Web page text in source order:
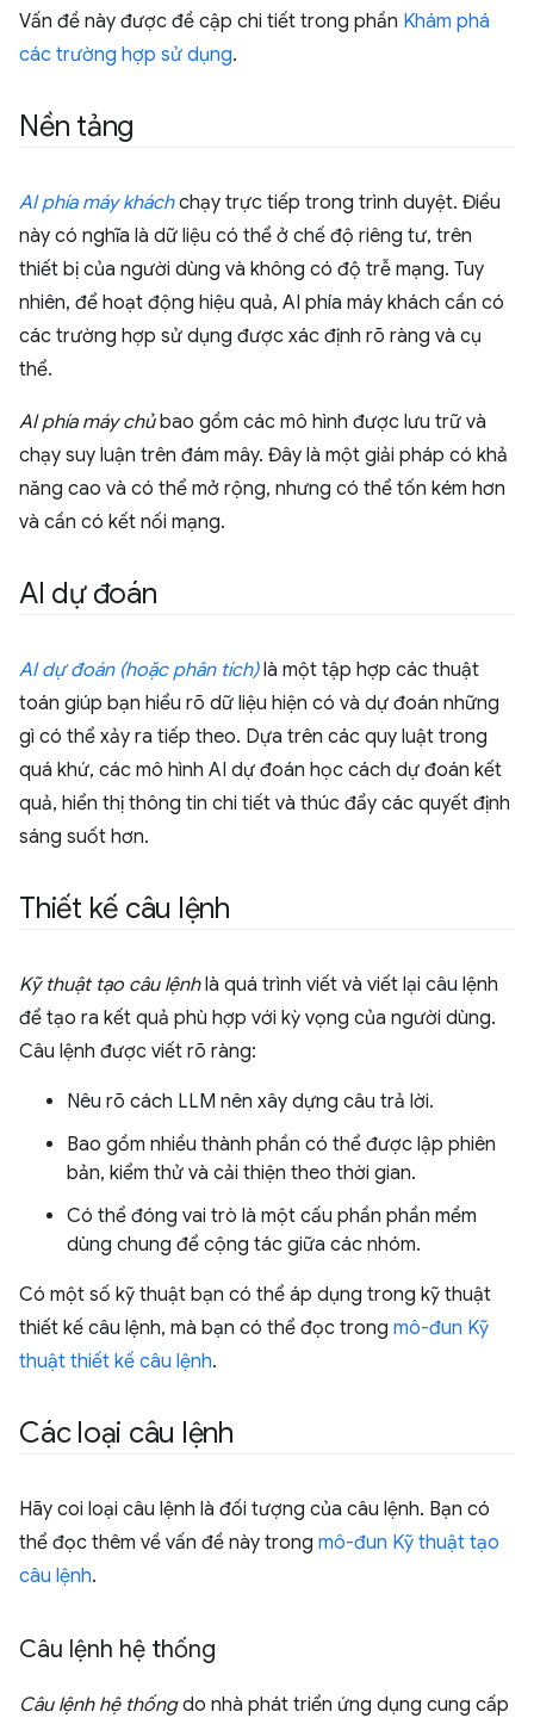
Vấn đề này được đề cập chi tiết trong phần Khám phá
các trường hợp sử dụng.
Nền tảng
AI phía máy kháchchạy trực tiếp trong trình duyệt. Điều
này có nghĩa là dữ liệu có thể ở chế độ riêng tư, trên
thiết bị của người dùng và không có độ trễ mạng. Tuy
nhiên, để hoạt động hiệu quả, AI phía máy khách cần có
các trường hợp sử dụng được xác định rõ ràng và cụ
thể.
AI phía máy chủbao gồm các mô hình được lưu trữ và
chạy suy luận trên đám mây. Đây là một giải pháp có khả
năng cao và có thể mở rộng, nhưng có thể tốn kém hơn
và cần có kết nối mạng.
AI dự đoán
AI dự đoán (hoặc phân tích)là một tập hợp các thuật
toán giúp bạn hiểu rõ dữ liệu hiện có và dự đoán những
gì có thể xảy ra tiếp theo. Dựa trên các quy luật trong
quá khứ, các mô hình AI dự đoán học cách dự đoán kết
quả, hiển thị thông tin chi tiết và thúc đẩy các quyết định
sáng suốt hơn.
Thiết kế câu lệnh
Kỹ thuật tạo câu lệnhlà quá trình viết và viết lại câu lệnh
để tạo ra kết quả phù hợp với kỳ vọng của người dùng.
Câu lệnh được viết rõ ràng:
Nêu rõ cách LLM nên xây dựng câu trả lời.
Bao gồm nhiều thành phần có thể được lập phiên
bản, kiểm thử và cải thiện theo thời gian.
Có thể đóng vai trò là một cấu phần phần mềm
dùng chung để cộng tác giữa các nhóm.
Có một số kỹ thuật bạn có thể áp dụng trong kỹ thuật
thiết kế câu lệnh, mà bạn có thể đọc trong mô-đun Kỹ
thuật thiết kế câu lệnh.
Các loại câu lệnh
Hãy coi loại câu lệnh là đối tượng của câu lệnh. Bạn có
thể đọc thêm về vấn đề này trong mô-đun Kỹ thuật tạo
câu lệnh.
Câu lệnh hệ thống
Câu lệnh hệ thốngdo nhà phát triển ứng dụng cung cấp